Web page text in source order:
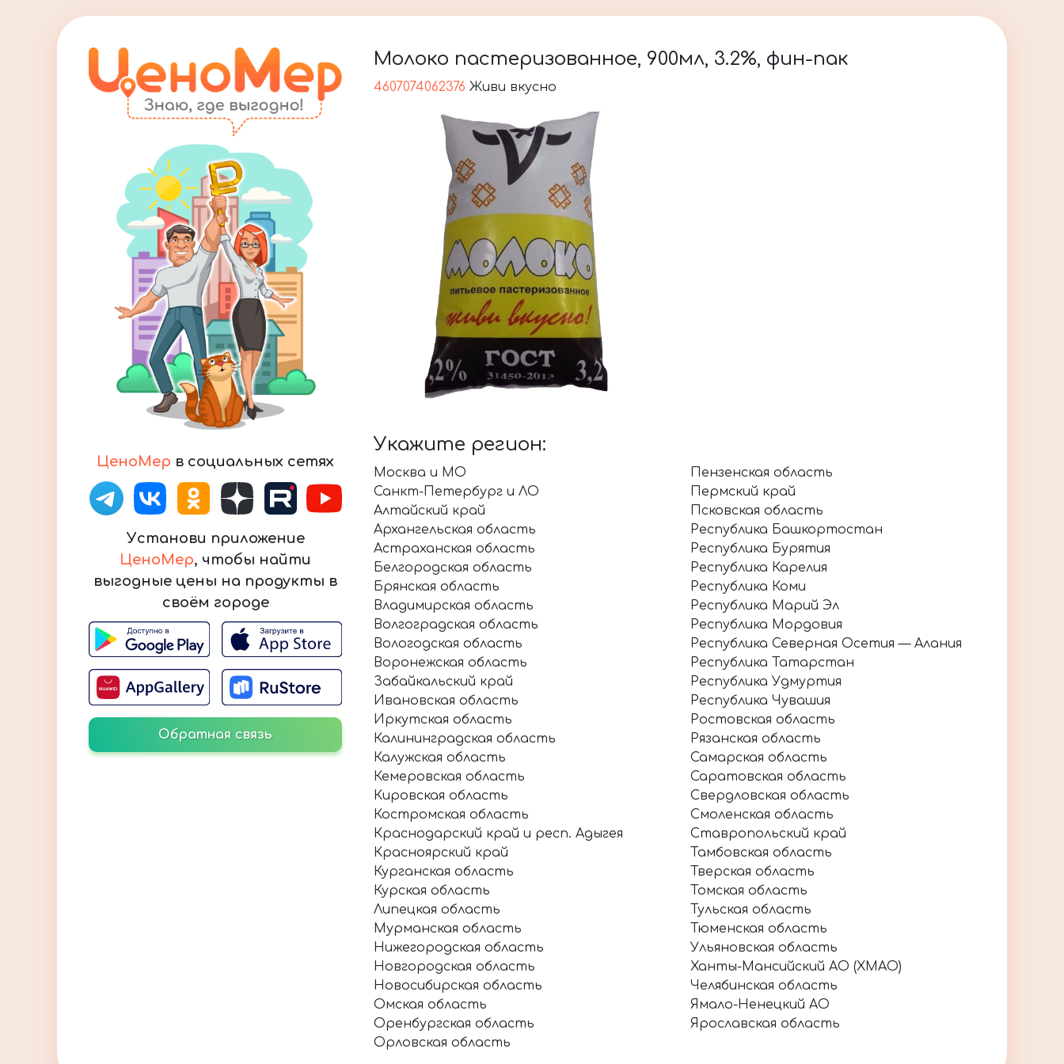
ЦеноМер в социальных сетях
Установи приложение
ЦеноМер, чтобы найти
выгодные цены на продукты в
своём городе
Обратная связь
Молоко пастеризованное, 900мл, 3.2%, фин-пак
4607074062376 Живи вкусно
Укажите регион:
Москва и МО
Санкт-Петербург и ЛО
Алтайский край
Архангельская область
Астраханская область
Белгородская область
Брянская область
Владимирская область
Волгоградская область
Вологодская область
Воронежская область
Забайкальский край
Ивановская область
Иркутская область
Калининградская область
Калужская область
Кемеровская область
Кировская область
Костромская область
Краснодарский край и респ. Адыгея
Красноярский край
Курганская область
Курская область
Липецкая область
Мурманская область
Нижегородская область
Новгородская область
Новосибирская область
Омская область
Оренбургская область
Орловская область
Пензенская область
Пермский край
Псковская область
Республика Башкортостан
Республика Бурятия
Республика Карелия
Республика Коми
Республика Марий Эл
Республика Мордовия
Республика Северная Осетия — Алания
Республика Татарстан
Республика Удмуртия
Республика Чувашия
Ростовская область
Рязанская область
Самарская область
Саратовская область
Свердловская область
Смоленская область
Ставропольский край
Тамбовская область
Тверская область
Томская область
Тульская область
Тюменская область
Ульяновская область
Ханты-Мансийский АО (ХМАО)
Челябинская область
Ямало-Ненецкий АО
Ярославская область